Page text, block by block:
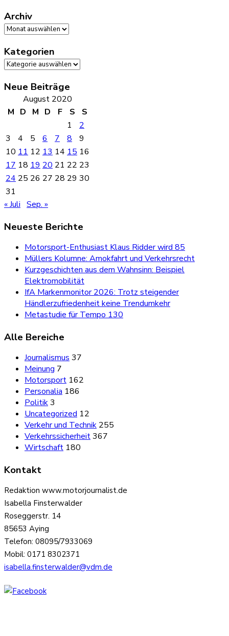
Archiv
Archiv
Kategorien
Kategorien
Neue Beiträge
August 2020
M D M D F S
S
1
2
3
4 5 6 7 8
9
10 11 12 13 14 15 16
17 18 19 20 21 22 23
24 25 26 27 28 29 30
31
« Juli Sep. »
Neueste Berichte
Motorsport-Enthusiast Klaus Ridder wird 85
Müllers Kolumne: Amokfahrt und Verkehrsrecht
Kurzgeschichten aus dem Wahnsinn: Beispiel
Elektromobilität
IfA Markenmonitor 2026: Trotz steigender
Händlerzufriedenheit keine Trendumkehr
Metastudie für Tempo 130
Alle Bereiche
Journalismus 37
Meinung 7
Motorsport 162
Personalia 186
Politik3
Uncategorized 12
Verkehr und Technik 255
Verkehrssicherheit367
Wirtschaft 180
Kontakt
Redaktion www.motorjournalist.de
Isabella Finsterwalder
Roseggerstr. 14
85653 Aying
Telefon: 08095/7933069
Mobil: 0171 8302371
isabella.finsterwalder@vdm.de